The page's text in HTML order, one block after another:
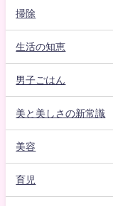
掃除
生活の知恵
男子ごはん
美と美しさの新常識
美容
育児